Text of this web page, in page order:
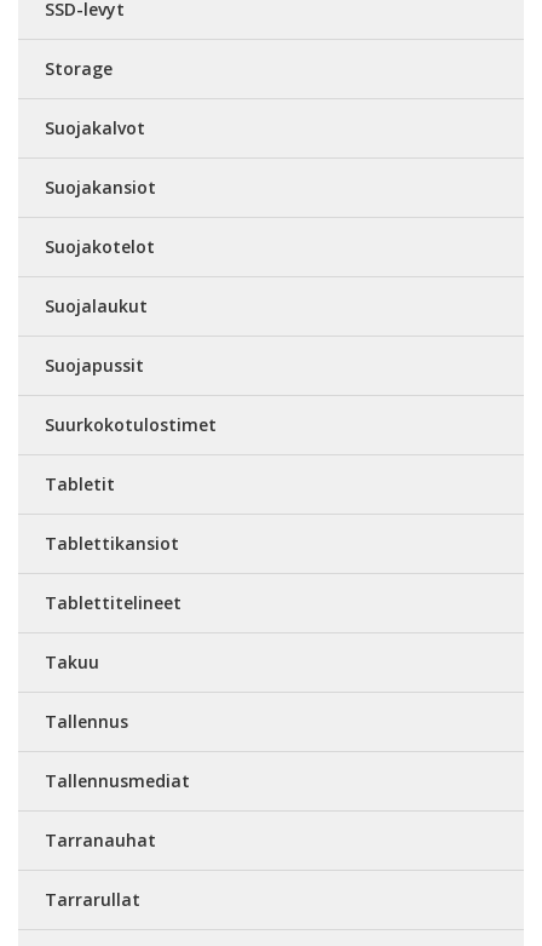
SSD-levyt
Storage
Suojakalvot
Suojakansiot
Suojakotelot
Suojalaukut
Suojapussit
Suurkokotulostimet
Tabletit
Tablettikansiot
Tablettitelineet
Takuu
Tallennus
Tallennusmediat
Tarranauhat
Tarrarullat